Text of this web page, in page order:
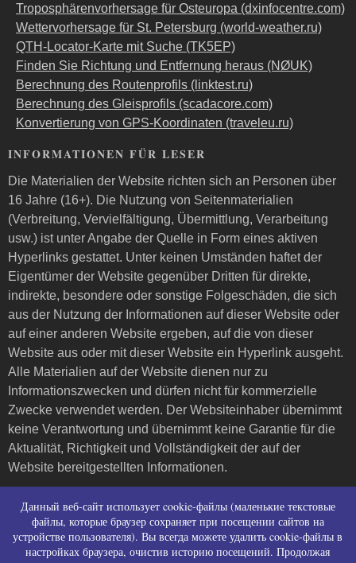
Troposphärenvorhersage für Osteuropa (dxinfocentre.com)
Wettervorhersage für St. Petersburg (world-weather.ru)
QTH-Locator-Karte mit Suche (TK5EP)
Finden Sie Richtung und Entfernung heraus (NØUK)
Berechnung des Routenprofils (linktest.ru)
Berechnung des Gleisprofils (scadacore.com)
Konvertierung von GPS-Koordinaten (traveleu.ru)
INFORMATIONEN FÜR LESER
Die Materialien der Website richten sich an Personen über
16 Jahre (16+). Die Nutzung von Seitenmaterialien
(Verbreitung, Vervielfältigung, Übermittlung, Verarbeitung
usw.) ist unter Angabe der Quelle in Form eines aktiven
Hyperlinks gestattet. Unter keinen Umständen haftet der
Eigentümer der Website gegenüber Dritten für direkte,
indirekte, besondere oder sonstige Folgeschäden, die sich
aus der Nutzung der Informationen auf dieser Website oder
auf einer anderen Website ergeben, auf die von dieser
Website aus oder mit dieser Website ein Hyperlink ausgeht.
Alle Materialien auf der Website dienen nur zu
Informationszwecken und dürfen nicht für kommerzielle
Zwecke verwendet werden. Der Websiteinhaber übernimmt
keine Verantwortung und übernimmt keine Garantie für die
Aktualität, Richtigkeit und Vollständigkeit der auf der
Website bereitgestellten Informationen.
Политика конфиденциальности (политика в
отношении обработки персональных данных)
Политика использования файлов cookies
Данный веб-сайт использует cookie-файлы (маленькие текстовые
файлы, которые браузер сохраняет при посещении сайтов на
устройстве пользователя). Вы всегда можете удалить cookie-файлы в
настройках браузера, очистив историю посещений. Продолжая